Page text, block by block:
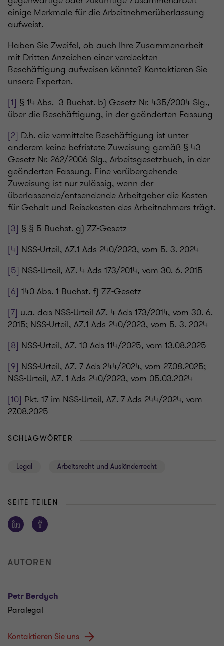
einige Merkmale für die Arbeitnehmerüberlassung
aufweist.
Haben Sie Zweifel, ob auch Ihre Zusammenarbeit
mit Dritten Anzeichen einer verdeckten
Beschäftigung aufweisen könnte? Kontaktieren Sie
unsere Experten.
[1] § 14 Abs. 3 Buchst. b) Gesetz Nr. 435/2004 Slg.,
über die Beschäftigung, in der geänderten Fassung
[2] D.h. die vermittelte Beschäftigung ist unter
anderem keine befristete Zuweisung gemäß § 43
Gesetz Nr. 262/2006 Slg., Arbeitsgesetzbuch, in der
geänderten Fassung. Eine vorübergehende
Zuweisung ist nur zulässig, wenn der
überlassende/entsendende Arbeitgeber die Kosten
für Gehalt und Reisekosten des Arbeitnehmers trägt.
[3] § § 5 Buchst. g) ZZ-Gesetz
[4] NSS-Urteil, AZ.1 Ads 240/2023, vom 5. 3. 2024
[5] NSS-Urteil, AZ. 4 Ads 173/2014, vom 30. 6. 2015
[6] 140 Abs. 1 Buchst. f) ZZ-Gesetz
[7] u.a. das NSS-Urteil AZ. 4 Ads 173/2014, vom 30. 6.
2015; NSS-Urteil, AZ.1 Ads 240/2023, vom 5. 3. 2024
[8] NSS-Urteil, AZ. 10 Ads 114/2025, vom 13.08.2025
[9] NSS-Urteil, AZ. 7 Ads 244/2024, vom 27.08.2025;
NSS-Urteil, AZ. 1 Ads 240/2023, vom 05.03.2024
[10] Pkt. 17 im NSS-Urteil, AZ. 7 Ads 244/2024, vom
27.08.2025
SCHLAGWÖRTER
Legal Arbeitsrecht und Ausländerrecht
SEITE TEILEN
AUTOREN
Petr Berdych
Paralegal
Kontaktieren Sie uns